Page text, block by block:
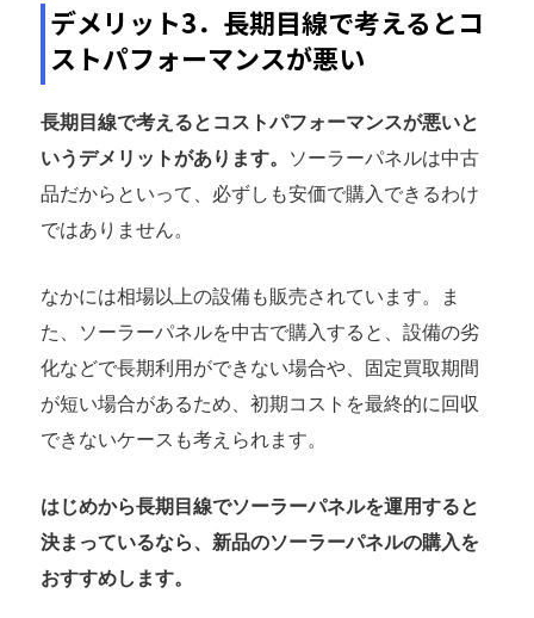
デメリット3．長期目線で考えるとコ
ストパフォーマンスが悪い
長期目線で考えるとコストパフォーマンスが悪いと
いうデメリットがあります。
ソーラーパネルは中古
品だからといって、必ずしも安価で購入できるわけ
ではありません。
なかには相場以上の設備も販売されています。ま
た、ソーラーパネルを中古で購入すると、設備の劣
化などで長期利用ができない場合や、固定買取期間
が短い場合があるため、初期コストを最終的に回収
できないケースも考えられます。
はじめから長期目線でソーラーパネルを運用すると
決まっているなら、新品のソーラーパネルの購入を
おすすめします。